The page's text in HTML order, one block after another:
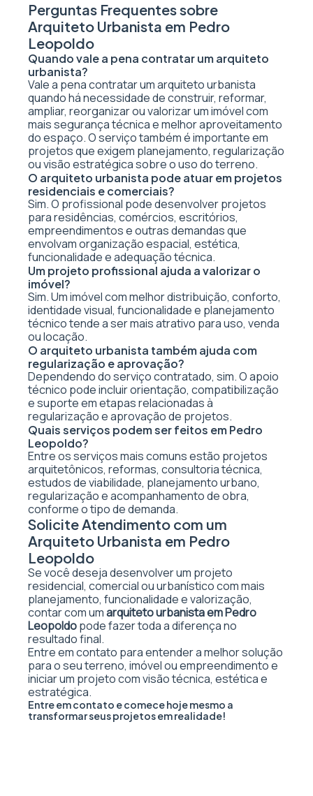
Perguntas Frequentes sobre
Arquiteto Urbanista em Pedro
Leopoldo
Quando vale a pena contratar um arquiteto
urbanista?
Vale a pena contratar um arquiteto urbanista
quando há necessidade de construir, reformar,
ampliar, reorganizar ou valorizar um imóvel com
mais segurança técnica e melhor aproveitamento
do espaço. O serviço também é importante em
projetos que exigem planejamento, regularização
ou visão estratégica sobre o uso do terreno.
O arquiteto urbanista pode atuar em projetos
residenciais e comerciais?
Sim. O profissional pode desenvolver projetos
para residências, comércios, escritórios,
empreendimentos e outras demandas que
envolvam organização espacial, estética,
funcionalidade e adequação técnica.
Um projeto profissional ajuda a valorizar o
imóvel?
Sim. Um imóvel com melhor distribuição, conforto,
identidade visual, funcionalidade e planejamento
técnico tende a ser mais atrativo para uso, venda
ou locação.
O arquiteto urbanista também ajuda com
regularização e aprovação?
Dependendo do serviço contratado, sim. O apoio
técnico pode incluir orientação, compatibilização
e suporte em etapas relacionadas à
regularização e aprovação de projetos.
Quais serviços podem ser feitos em Pedro
Leopoldo?
Entre os serviços mais comuns estão projetos
arquitetônicos, reformas, consultoria técnica,
estudos de viabilidade, planejamento urbano,
regularização e acompanhamento de obra,
conforme o tipo de demanda.
Solicite Atendimento com um
Arquiteto Urbanista em Pedro
Leopoldo
Se você deseja desenvolver um projeto
residencial, comercial ou urbanístico com mais
planejamento, funcionalidade e valorização,
contar com umarquiteto urbanista em Pedro
Leopoldopode fazer toda a diferença no
resultado final.
Entre em contato para entender a melhor solução
para o seu terreno, imóvel ou empreendimento e
iniciar um projeto com visão técnica, estética e
estratégica.
Entre em contato e comece hoje mesmo a
transformar seus projetos em realidade!